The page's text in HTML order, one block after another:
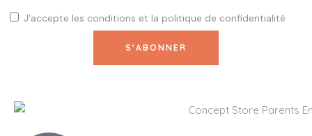
J'accepte les conditions et la politique de confidentialité